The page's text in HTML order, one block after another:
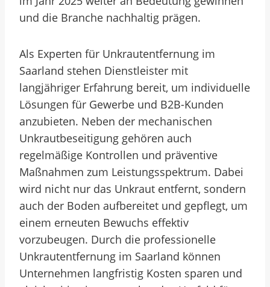
und die Branche nachhaltig prägen.
Als Experten für Unkrautentfernung im
Saarland stehen Dienstleister mit
langjähriger Erfahrung bereit, um individuelle
Lösungen für Gewerbe und B2B-Kunden
anzubieten. Neben der mechanischen
Unkrautbeseitigung gehören auch
regelmäßige Kontrollen und präventive
Maßnahmen zum Leistungsspektrum. Dabei
wird nicht nur das Unkraut entfernt, sondern
auch der Boden aufbereitet und gepflegt, um
einem erneuten Bewuchs effektiv
vorzubeugen. Durch die professionelle
Unkrautentfernung im Saarland können
Unternehmen langfristig Kosten sparen und